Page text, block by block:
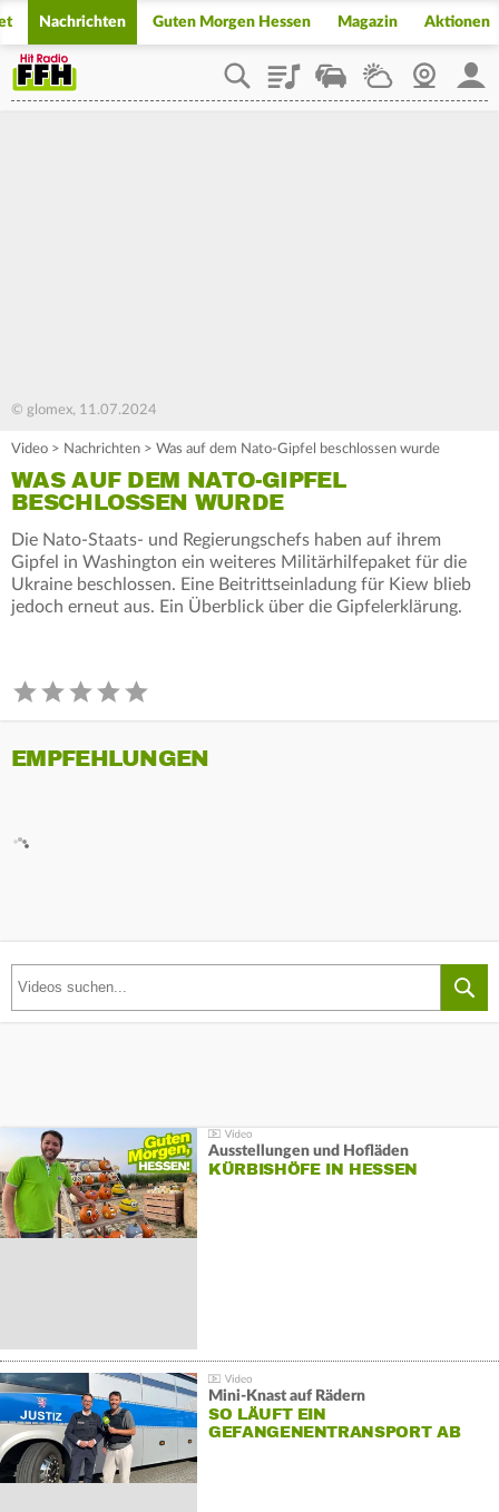
Nachrichten Guten Morgen Hessen Magazin Aktionen
PlaylistStaupilotWetterWebcam
© glomex, 11.07.2024
Video > Nachrichten > Was auf dem Nato-Gipfel beschlossen wurde
WAS AUF DEM NATO-GIPFEL
BESCHLOSSEN WURDE
Die Nato-Staats- und Regierungschefs haben auf ihrem
Gipfel in Washington ein weiteres Militärhilfepaket für die
Ukraine beschlossen. Eine Beitrittseinladung für Kiew blieb
jedoch erneut aus. Ein Überblick über die Gipfelerklärung.
EMPFEHLUNGEN
Ausstellungen und Hofläden
KÜRBISHÖFE IN HESSEN
Mini-Knast auf Rädern
SO LÄUFT EIN
GEFANGENENTRANSPORT AB